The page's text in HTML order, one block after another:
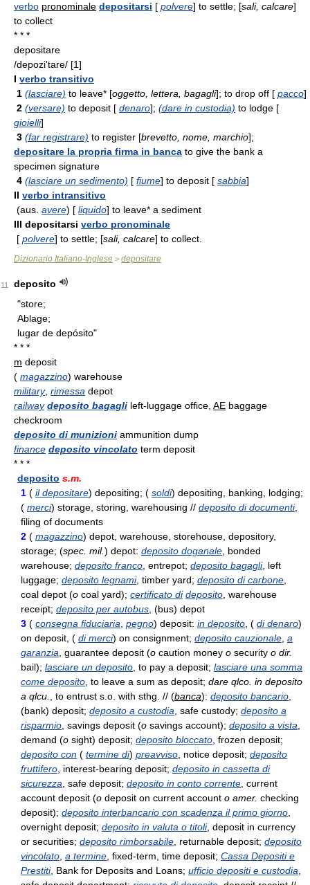
verbo pronominale depositarsi [ polvere] to settle; [sali, calcare]
to collect
* * *
depositare
/depozi'tare/ [1]
I verbo transitivo
1 (lasciare) to leave* [oggetto, lettera, bagagli]; to drop off [ pacco]
2 (versare) to deposit [ denaro]; (dare in custodia) to lodge [
gioielli]
3 (far registrare) to register [brevetto, nome, marchio];
depositare la propria firma in banca to give the bank a
specimen signature
4 (lasciare un sedimento) [ fiume] to deposit [ sabbia]
II verbo intransitivo
(aus. avere) [ liquido] to leave* a sediment
III depositarsi verbo pronominale
[ polvere] to settle; [sali, calcare] to collect.
Dizionario Italiano-Inglese > depositare
11
deposito
"store;
Ablage;
lugar de depósito"
* * *
m deposit
( magazzino) warehouse
military, rimessa depot
railway deposito bagagli left-luggage office, AE baggage
checkroom
deposito di munizioni ammunition dump
finance deposito vincolato term deposit
* * *
deposito s.m.
1 ( il depositare) depositing; ( soldi) depositing, banking, lodging;
( merci) storage, storing, warehousing // deposito di documenti,
filing of documents
2 ( magazzino) depot, warehouse, storehouse, depository,
storage; (spec. mil.) depot: deposito doganale, bonded
warehouse; deposito franco, entrepot; deposito bagagli, left
luggage; deposito legnami, timber yard; deposito di carbone,
coal depot (o coal yard); certificato di deposito, warehouse
receipt; deposito per autobus, (bus) depot
3 ( consegna fiduciaria, pegno) deposit: in deposito, ( di denaro)
on deposit, ( di merci) on consignment; deposito cauzionale, a
garanzia, guarantee deposit (o caution money o security o dir.
bail); lasciare un deposito, to pay a deposit; lasciare una somma
come deposito, to leave a sum as deposit; dare qlco. in deposito
a qlcu., to entrust s.o. with sthg. // (banca): deposito bancario,
(bank) deposit; deposito a custodia, safe custody; deposito a
risparmio, savings deposit (o savings account); deposito a vista,
demand (o sight) deposit; deposito bloccato, frozen deposit;
deposito con ( termine di) preavviso, notice deposit; deposito
fruttifero, interest-bearing deposit; deposito in cassetta di
sicurezza, safe deposit; deposito in conto corrente, current
account deposit (o deposit on current account o amer. checking
deposit); deposito interbancario con scadenza il primo giorno,
overnight deposit; deposito in valuta o titoli, deposit in currency
or securities; deposito rimborsabile, returnable deposit; deposito
vincolato, a termine, fixed-term, time deposit; Cassa Depositi e
Prestiti, Bank for Deposits and Loans; ufficio depositi e custodia,